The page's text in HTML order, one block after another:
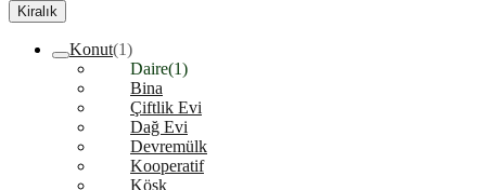
Kiralık
Konut(1)
Daire(1)
Bina
Çiftlik Evi
Dağ Evi
Devremülk
Kooperatif
Köşk